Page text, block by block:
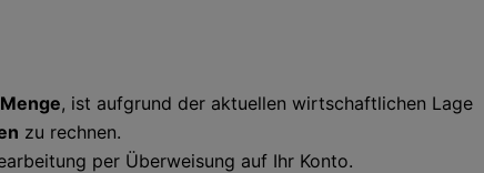
, ist aufgrund der aktuellen wirtschaftlichen Lage
zu rechnen.
per Überweisung auf Ihr Konto.